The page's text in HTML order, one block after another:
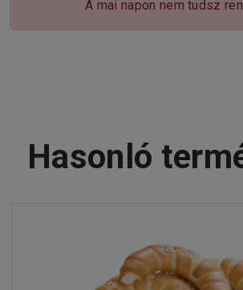
A mai napon nem tudsz
Hasonló